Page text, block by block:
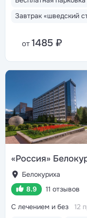
Завтрак «шведский
от 1485 ₽
«Россия»
Белокуриха
8.9
11 отзывов
С лечением и без 12